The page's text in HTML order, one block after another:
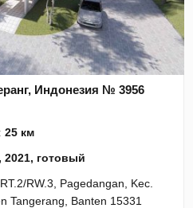
Индонезия № 3956
25 км
2021, готовый
RW.3, Pagedangan, Kec.
Tangerang, Banten 15331